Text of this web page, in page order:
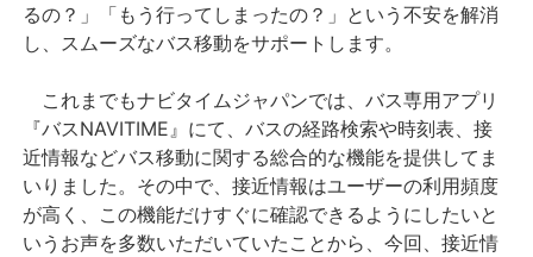
るの？」「もう行ってしまったの？」という不安を解消
し、スムーズなバス移動をサポートします。
これまでもナビタイムジャパンでは、バス専用アプリ
『バスNAVITIME』にて、バスの経路検索や時刻表、接
近情報などバス移動に関する総合的な機能を提供してま
いりました。その中で、接近情報はユーザーの利用頻度
が高く、この機能だけすぐに確認できるようにしたいと
いうお声を多数いただいていたことから、今回、接近情